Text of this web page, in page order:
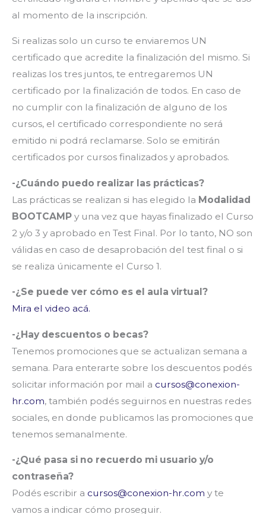
al momento de la inscripción.
Si realizas solo un curso te enviaremos UN
certificado que acredite la finalización del mismo. Si
realizas los tres juntos, te entregaremos UN
certificado por la finalización de todos. En caso de
no cumplir con la finalización de alguno de los
cursos, el certificado correspondiente no será
emitido ni podrá reclamarse. Solo se emitirán
certificados por cursos finalizados y aprobados.
-¿Cuándo puedo realizar las prácticas?
Las prácticas se realizan si has elegido la Modalidad
BOOTCAMP y una vez que hayas finalizado el Curso
2 y/o 3 y aprobado en Test Final. Por lo tanto, NO son
válidas en caso de desaprobación del test final o si
se realiza únicamente el Curso 1.
-¿Se puede ver cómo es el aula virtual?
Mira el video acá.
-¿Hay descuentos o becas?
Tenemos promociones que se actualizan semana a
semana. Para enterarte sobre los descuentos podés
solicitar información por mail a cursos@conexion-
hr.com, también podés seguirnos en nuestras redes
sociales, en donde publicamos las promociones que
tenemos semanalmente.
-¿Qué pasa si no recuerdo mi usuario y/o
contraseña?
Podés escribir a cursos@conexion-hr.com y te
vamos a indicar cómo proseguir.